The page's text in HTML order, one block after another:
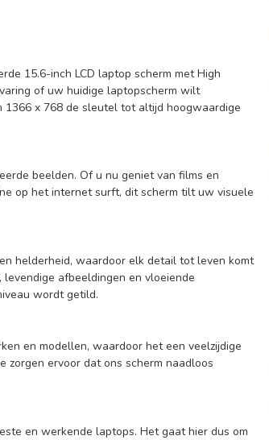
15.6-inch LCD laptop scherm met High
of uw huidige laptopscherm wilt
1366 x 768 de sleutel tot altijd hoogwaardige
beelden. Of u nu geniet van films en
op het internet surft, dit scherm tilt uw visuele
helderheid, waardoor elk detail tot leven komt
afbeeldingen en vloeiende
wordt getild.
en modellen, waardoor het een veelzijdige
zorgen ervoor dat ons scherm naadloos
en werkende laptops. Het gaat hier dus om